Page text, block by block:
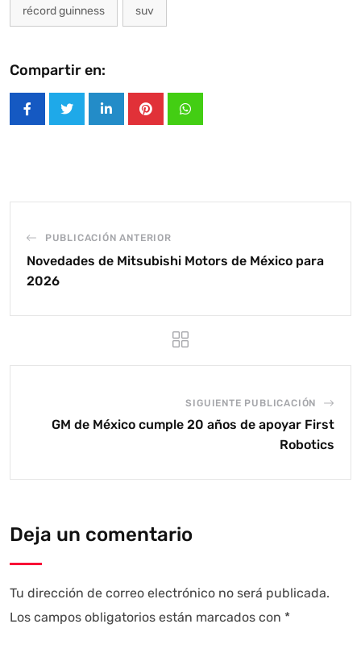
récord guinness suv
Compartir en:
LinkedInPinterestWhatsapp
PUBLICACIÓN ANTERIOR
Novedades de Mitsubishi Motors de México para
2026
SIGUIENTE PUBLICACIÓN
GM de México cumple 20 años de apoyar First
Robotics
Deja un comentario
Tu dirección de correo electrónico no será publicada.
Los campos obligatorios están marcados con *